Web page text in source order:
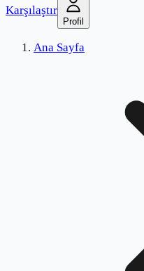
Karşılaştır
Profil
Ana Sayfa